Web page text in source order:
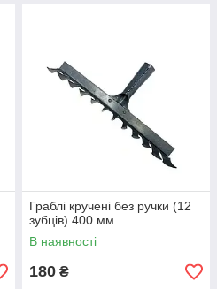
Граблі кручені без ручки (12
зубців) 400 мм
В наявності
180 ₴